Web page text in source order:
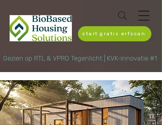
start gratis erfscan
Gezien op RTL & VPRO Tegenlicht | KVK-innovatie #1